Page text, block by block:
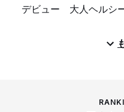
デビュー 大人ヘルシ